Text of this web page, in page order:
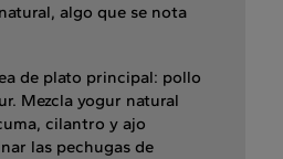
algo que se nota
de plato principal: pollo
Mezcla yogur natural
cilantro y ajo
las pechugas de